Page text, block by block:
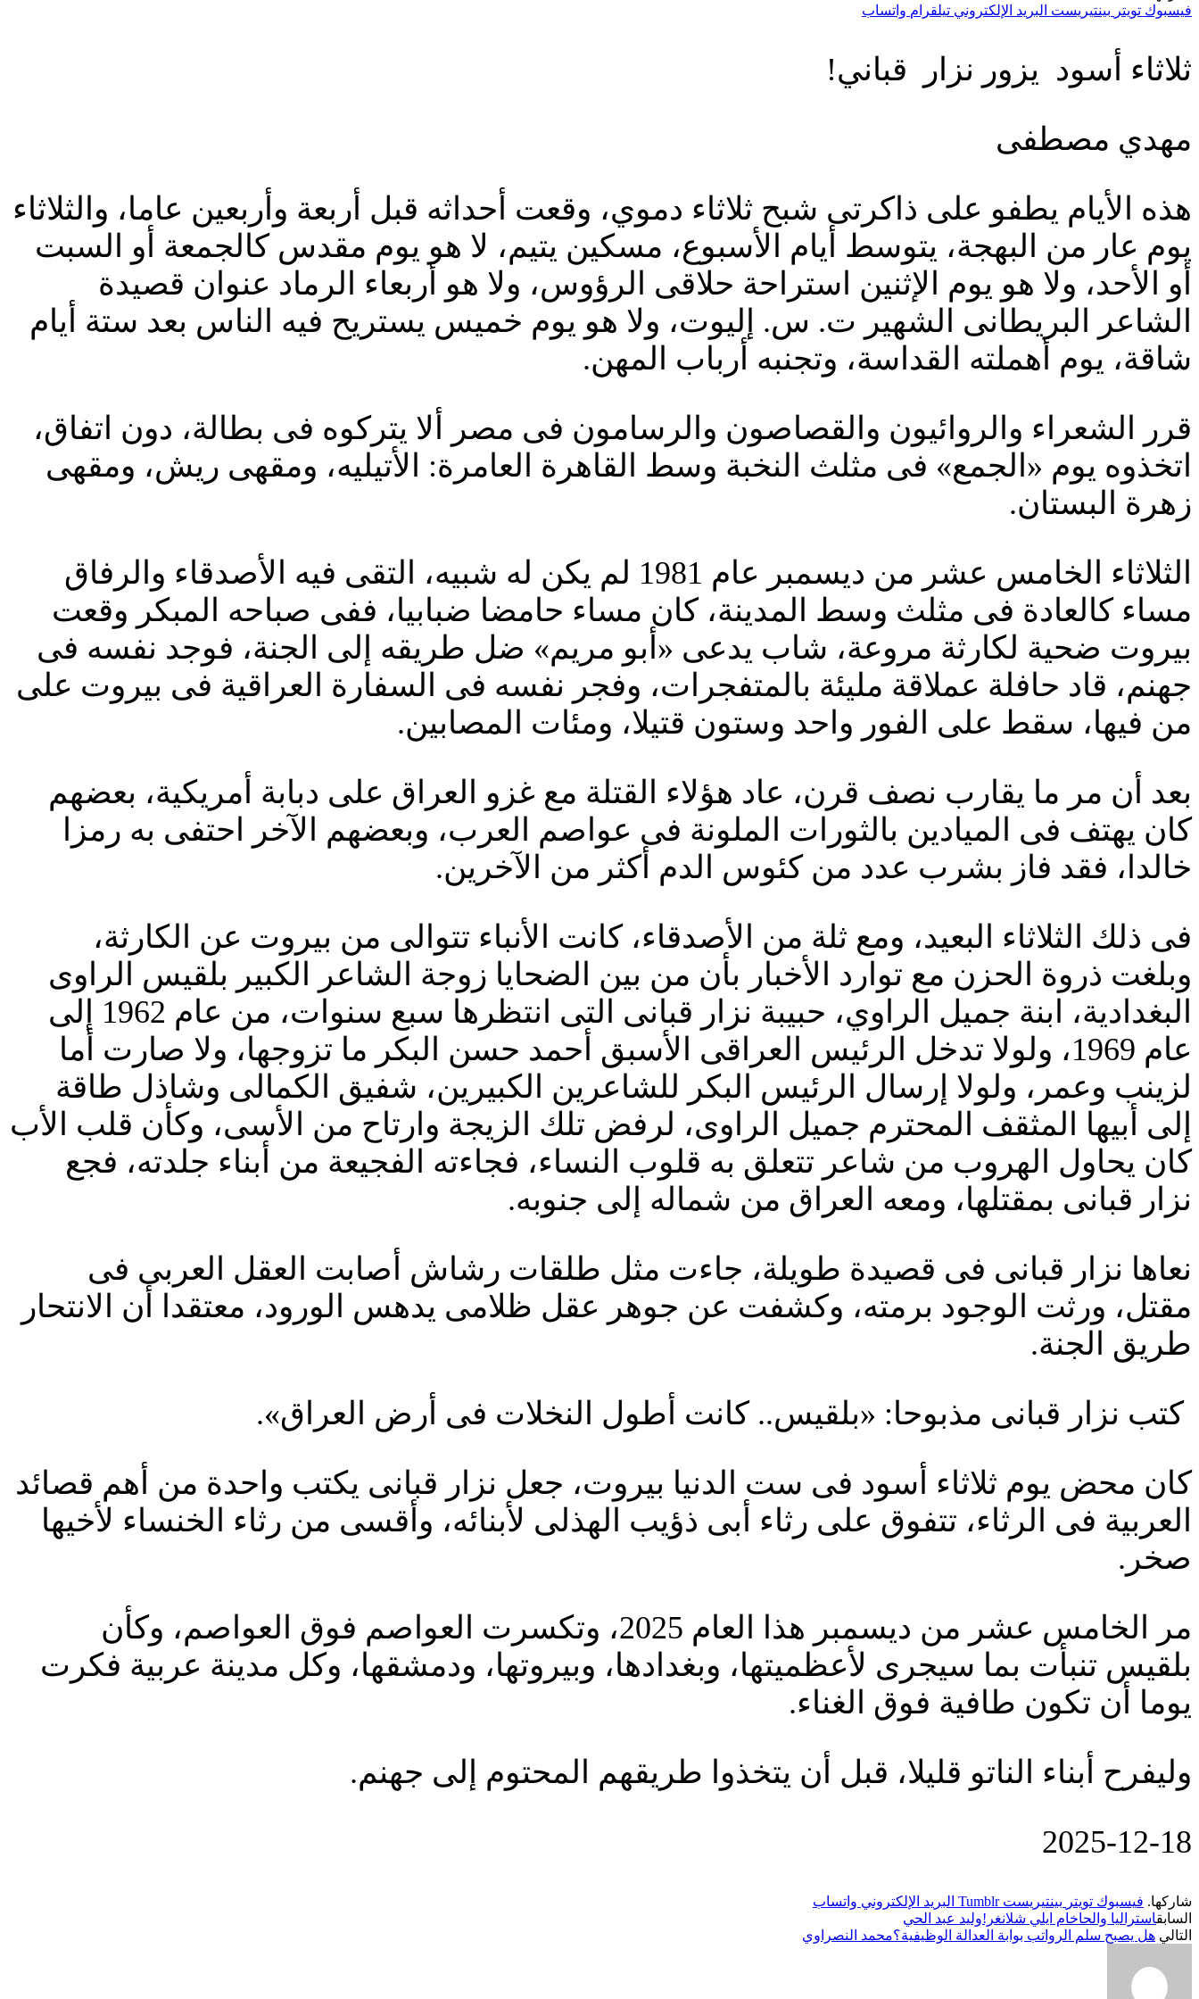
فيسبوك تويتر بينتيريست البريد الإلكتروني تيلقرام واتساب
ثلاثاء أسود يزور نزار قباني!
مهدي مصطفى
هذه الأيام يطفو على ذاكرتى شبح ثلاثاء دموي، وقعت أحداثه قبل أربعة وأربعين عاما، والثلاثاء
يوم عار من البهجة، يتوسط أيام الأسبوع، مسكين يتيم، لا هو يوم مقدس كالجمعة أو السبت
أو الأحد، ولا هو يوم الإثنين استراحة حلاقى الرؤوس، ولا هو أربعاء الرماد عنوان قصيدة
الشاعر البريطانى الشهير ت. س. إليوت، ولا هو يوم خميس يستريح فيه الناس بعد ستة أيام
شاقة، يوم أهملته القداسة، وتجنبه أرباب المهن.
قرر الشعراء والروائيون والقصاصون والرسامون فى مصر ألا يتركوه فى بطالة، دون اتفاق،
اتخذوه يوم «الجمع» فى مثلث النخبة وسط القاهرة العامرة: الأتيليه، ومقهى ريش، ومقهى
زهرة البستان.
الثلاثاء الخامس عشر من ديسمبر عام 1981 لم يكن له شبيه، التقى فيه الأصدقاء والرفاق
مساء كالعادة فى مثلث وسط المدينة، كان مساء حامضا ضبابيا، ففى صباحه المبكر وقعت
بيروت ضحية لكارثة مروعة، شاب يدعى «أبو مريم» ضل طريقه إلى الجنة، فوجد نفسه فى
جهنم، قاد حافلة عملاقة مليئة بالمتفجرات، وفجر نفسه فى السفارة العراقية فى بيروت على
من فيها، سقط على الفور واحد وستون قتيلا، ومئات المصابين.
بعد أن مر ما يقارب نصف قرن، عاد هؤلاء القتلة مع غزو العراق على دبابة أمريكية، بعضهم
كان يهتف فى الميادين بالثورات الملونة فى عواصم العرب، وبعضهم الآخر احتفى به رمزا
خالدا، فقد فاز بشرب عدد من كئوس الدم أكثر من الآخرين.
فى ذلك الثلاثاء البعيد، ومع ثلة من الأصدقاء، كانت الأنباء تتوالى من بيروت عن الكارثة،
وبلغت ذروة الحزن مع توارد الأخبار بأن من بين الضحايا زوجة الشاعر الكبير بلقيس الراوى
البغدادية، ابنة جميل الراوي، حبيبة نزار قبانى التى انتظرها سبع سنوات، من عام 1962 إلى
عام 1969، ولولا تدخل الرئيس العراقى الأسبق أحمد حسن البكر ما تزوجها، ولا صارت أما
لزينب وعمر، ولولا إرسال الرئيس البكر للشاعرين الكبيرين، شفيق الكمالى وشاذل طاقة
إلى أبيها المثقف المحترم جميل الراوى، لرفض تلك الزيجة وارتاح من الأسى، وكأن قلب الأب
كان يحاول الهروب من شاعر تتعلق به قلوب النساء، فجاءته الفجيعة من أبناء جلدته، فجع
نزار قبانى بمقتلها، ومعه العراق من شماله إلى جنوبه.
نعاها نزار قبانى فى قصيدة طويلة، جاءت مثل طلقات رشاش أصابت العقل العربى فى
مقتل، ورثت الوجود برمته، وكشفت عن جوهر عقل ظلامى يدهس الورود، معتقدا أن الانتحار
طريق الجنة.
كتب نزار قبانى مذبوحا: «بلقيس.. كانت أطول النخلات فى أرض العراق».
كان محض يوم ثلاثاء أسود فى ست الدنيا بيروت، جعل نزار قبانى يكتب واحدة من أهم قصائد
العربية فى الرثاء، تتفوق على رثاء أبى ذؤيب الهذلى لأبنائه، وأقسى من رثاء الخنساء لأخيها
صخر.
مر الخامس عشر من ديسمبر هذا العام 2025، وتكسرت العواصم فوق العواصم، وكأن
بلقيس تنبأت بما سيجرى لأعظميتها، وبغدادها، وبيروتها، ودمشقها، وكل مدينة عربية فكرت
يوما أن تكون طافية فوق الغناء.
وليفرح أبناء الناتو قليلا، قبل أن يتخذوا طريقهم المحتوم إلى جهنم.
‎2025-‎12-‎18
شاركها. فيسبوك تويتر بينتيريست Tumblr البريد الإلكتروني واتساب
السابقاستراليا والحاخام ايلي شلانغر!وليد عبد الحي
التالي ‏هل يصبح سلم الرواتب بوابة العدالة الوظيفية؟‏محمد النصراوي